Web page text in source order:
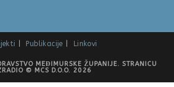
Publikacije Linkovi
MEĐIMURSKE ŽUPANIJE. STRANICU
© MCS D.O.O. 2026